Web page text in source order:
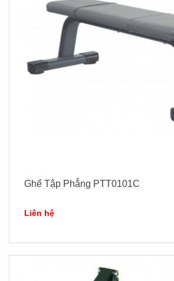
Ghế Tập Phẳng PTT0101C
Liên hệ